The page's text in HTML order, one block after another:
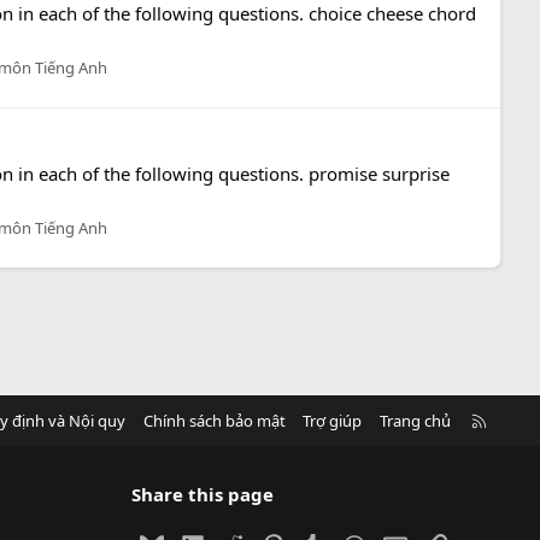
each of the following questions. choice cheese chord
Tiếng Anh
in each of the following questions. promise surprise
Tiếng Anh
định và Nội quy Chính sách bảo mật Trợ giúp Trang chủ
Share this page